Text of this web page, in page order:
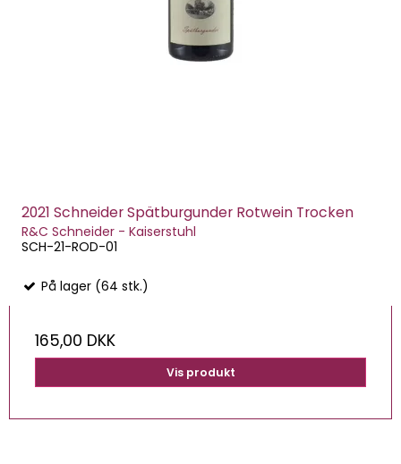
2021 Schneider Spätburgunder Rotwein Trocken
R&C Schneider - Kaiserstuhl
SCH-21-ROD-01
På lager (64 stk.)
165,00 DKK
Vis produkt